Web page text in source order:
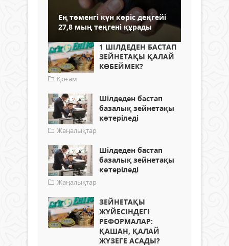
Ең төменгі күн көріс деңгейі
27,8 мың теңгені құрады
1 ШІЛДЕДЕН БАСТАП
ЗЕЙНЕТАҚЫ ҚАЛАЙ
КӨБЕЙМЕК?
Қоғам
Шілдеден бастап
базалық зейнетақы
көтеріледі
Жаңалықтар
Шілдеден бастап
базалық зейнетақы
көтеріледі
Жаңалықтар
ЗЕЙНЕТАҚЫ
ЖҮЙЕСІНДЕГІ
РЕФОРМАЛАР:
ҚАШАН, ҚАЛАЙ
ЖҮЗЕГЕ АСАДЫ?